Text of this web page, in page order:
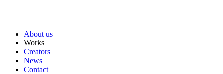
About us
Works
Creators
News
Contact